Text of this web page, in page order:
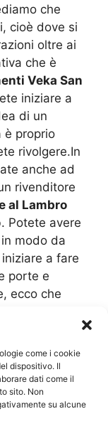
come i cookie
dispositivo. Il
dati come il
sito. Non
su alcune
che
cioè dove si
oltre ai
che è
Veka San
iniziare a
di un
è proprio
rivolgere.In
anche ad
rivenditore
al Lambro
Potete avere
modo da
a fare
porte e
ecco che
Tutti i
essere
sia le giuste
poi
di